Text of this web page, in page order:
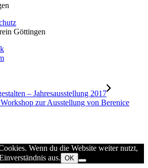
Göttingen
– Jahresausstellung 2017
zur Ausstellung von Berenice
Wenn du die Website weiter nutzt,
aus. OK